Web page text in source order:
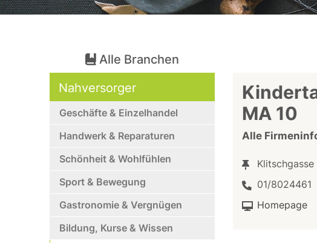
Alle Branchen
Nahversorger
Geschäfte & Einzelhandel
Handwerk & Reparaturen
Schönheit & Wohlfühlen
Sport & Bewegung
Gastronomie & Vergnügen
Bildung, Kurse & Wissen
MA 10
Alle
Klitschgasse
01/8024461
Homepage